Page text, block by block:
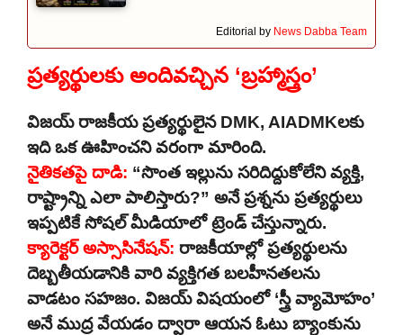
Editorial by News Dabba Team
ప్రత్యర్థులకు అందివచ్చిన ‘బ్రహ్మాస్త్రం’
విజయ్ రాజకీయ ప్రత్యర్థులైన DMK, AIADMKలకు
ఇది ఒక ఊహించని వరంగా మారింది.
నైతికతపై దాడి: “సొంత ఇల్లును సరిదిద్దుకోలేని వ్యక్తి,
రాష్ట్రాన్ని ఎలా పాలిస్తారు?” అనే ప్రశ్నను ప్రత్యర్థులు
ఇప్పటికే సోషల్ మీడియాలో ట్రెండ్ చేస్తున్నారు.
క్యారెక్టర్ అస్సాసినేషన్: రాజకీయాల్లో ప్రత్యర్థులను
దెబ్బతీయడానికి వారి వ్యక్తిగత బలహీనతలను
వాడటం సహజం. విజయ్ విషయంలో ‘స్త్రీ వ్యామోహం’
అనే ముద్ర వేయడం ద్వారా ఆయన ఓటు బ్యాంకును